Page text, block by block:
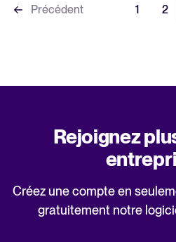
Précédent 1 2
Rejoignez
Créez une compte en
gratuitement notre